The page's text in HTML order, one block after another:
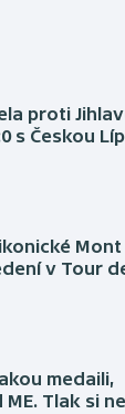
proti
s Českou
Mont
v Tour
medaili,
Tlak si